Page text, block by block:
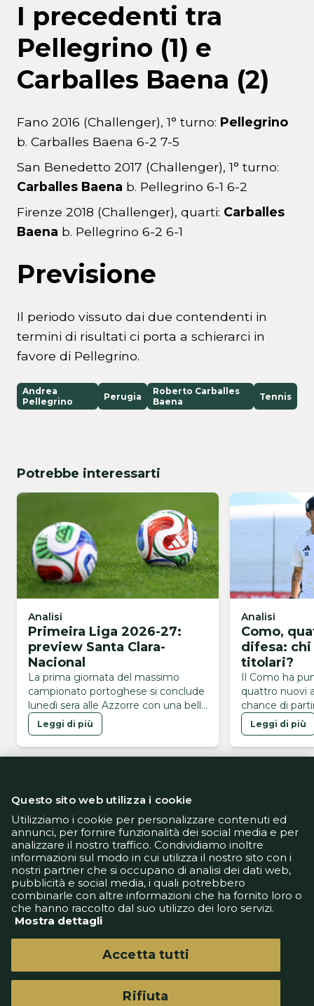
I precedenti tra
Pellegrino (1) e
Carballes Baena (2)
Fano 2016 (Challenger), 1° turno: Pellegrino
b. Carballes Baena 6-2 7-5
San Benedetto 2017 (Challenger), 1° turno:
Carballes Baena b. Pellegrino 6-1 6-2
Firenze 2018 (Challenger), quarti: Carballes
Baena b. Pellegrino 6-2 6-1
Previsione
Il periodo vissuto dai due contendenti in
termini di risultati ci porta a schierarci in
favore di Pellegrino.
Andrea
Pellegrino
Perugia
Roberto Carballes
Baena
Tennis
Potrebbe interessarti
Analisi
Primeira Liga 2026-27:
preview Santa Clara-
Nacional
La prima giornata del massimo
campionato portoghese si conclude
lunedì sera alle Azzorre con una bella
sfida
Leggi di più
Analisi
Como,
difesa: chi
titolari?
Il Como ha
quattro nuovi
chance di
Leggi di più
Informativa Privacy
Informativa Cookie
Tech App
Gestione preferenze
support@goldbetlive.it
Questo sito web utilizza i cookie
Utilizziamo i cookie per personalizzare contenuti ed
annunci, per fornire funzionalità dei social media e per
analizzare il nostro traffico. Condividiamo inoltre
informazioni sul modo in cui utilizza il nostro sito con i
nostri partner che si occupano di analisi dei dati web,
pubblicità e social media, i quali potrebbero
combinarle con altre informazioni che ha fornito loro o
che hanno raccolto dal suo utilizzo dei loro servizi.
Mostra dettagli
Rifiuta
Accetta tutti